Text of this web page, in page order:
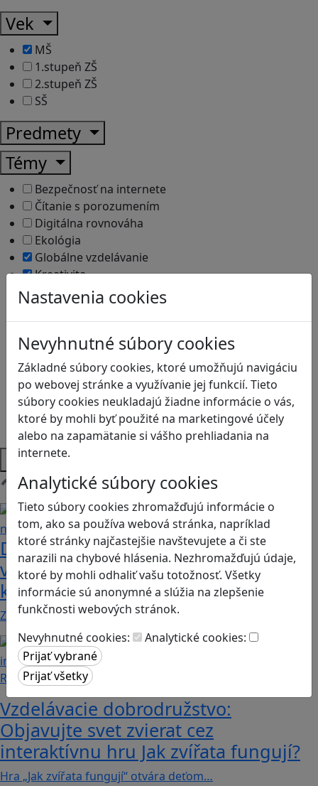
Nastavenia cookies
Nevyhnutné súbory cookies
Základné súbory cookies, ktoré umožňujú navigáciu
po webovej stránke a využívanie jej funkcií. Tieto
súbory cookies neukladajú žiadne informácie o vás,
ktoré by mohli byť použité na marketingové účely
alebo na zapamätanie si vášho prehliadania na
internete.
Analytické súbory cookies
Tieto súbory cookies zhromažďujú informácie o
tom, ako sa používa webová stránka, napríklad
ktoré stránky najčastejšie navštevujete a či ste
narazili na chybové hlásenia. Nezhromažďujú údaje,
ktoré by mohli odhaliť vašu totožnosť. Všetky
informácie sú anonymné a slúžia na zlepšenie
funkčnosti webových stránok.
Nevyhnutné cookies:
Analytické cookies:
Vek
MŠ
1.stupeň ZŠ
2.stupeň ZŠ
SŠ
Predmety
Témy
Bezpečnosť na internete
Čítanie s porozumením
Digitálna rovnováha
Ekológia
Globálne vzdelávanie
Kreativita
Kritické myslenie
Kyberšikana
Logické myslenie
Ľudské práva a tolerancia
Motorika a koncentrácia
Programovanie/Technika
Sociálne zručnosti a kooperácia
Strategické myslenie
Zdravie a pohyb
Platformy
Načítam blogy
Dobrodružstvá Mimi a Lízy vo
videohre? Dvojica neoddeliteľných
kamarátok už aj ako herné postavy
Značku Mimi a Líza by sme mohli označiť priam za…
Recenzie
Vzdelávacie dobrodružstvo:
Objavujte svet zvierat cez
interaktívnu hru Jak zvířata fungují?
Hra „Jak zvířata fungují“ otvára deťom…